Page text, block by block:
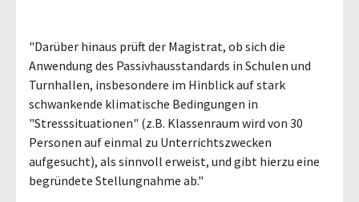
"Darüber hinaus prüft der Magistrat, ob sich die
Anwendung des Passivhausstandards in Schulen und
Turnhallen, insbesondere im Hinblick auf stark
schwankende klimatische Bedingungen in
"Stresssituationen" (z.B. Klassenraum wird von 30
Personen auf einmal zu Unterrichtszwecken
aufgesucht), als sinnvoll erweist, und gibt hierzu eine
begründete Stellungnahme ab."